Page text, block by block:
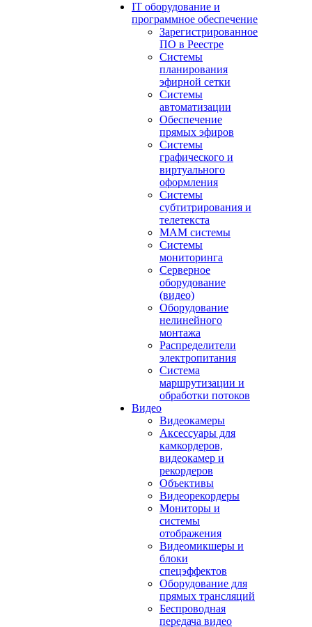
IT оборудование и
программное обеспечение
Зарегистрированное
ПО в Реестре
Системы
планирования
эфирной сетки
Системы
автоматизации
Обеспечение
прямых эфиров
Системы
графического и
виртуального
оформления
Системы
субтитрирования и
телетекста
MAM системы
Системы
мониторинга
Серверное
оборудование
(видео)
Оборудование
нелинейного
монтажа
Распределители
электропитания
Система
маршрутизации и
обработки потоков
Видео
Видеокамеры
Аксессуары для
камкордеров,
видеокамер и
рекордеров
Объективы
Видеорекордеры
Мониторы и
системы
отображения
Видеомикшеры и
блоки
спецэффектов
Оборудование для
прямых трансляций
Беспроводная
передача видео